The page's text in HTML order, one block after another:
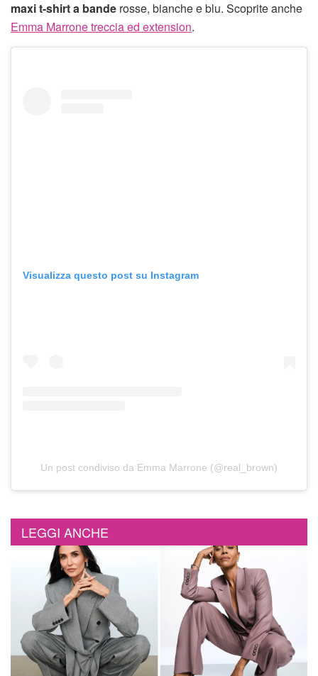
maxi t-shirt a bande rosse, bianche e blu. Scoprite anche
Emma Marrone treccia ed extension.
Visualizza questo post su Instagram
Un post condiviso da Emma Marrone (@real_brown)
LEGGI ANCHE